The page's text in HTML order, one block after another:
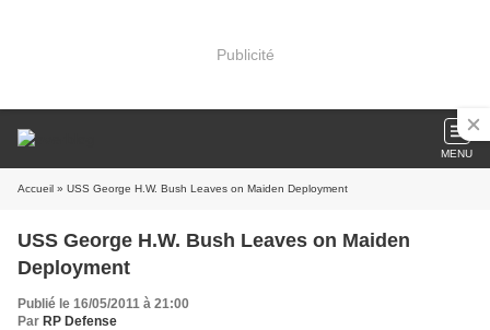
Publicité
MENU
Accueil » USS George H.W. Bush Leaves on Maiden Deployment
USS George H.W. Bush Leaves on Maiden
Deployment
Publié le 16/05/2011 à 21:00
Par RP Defense